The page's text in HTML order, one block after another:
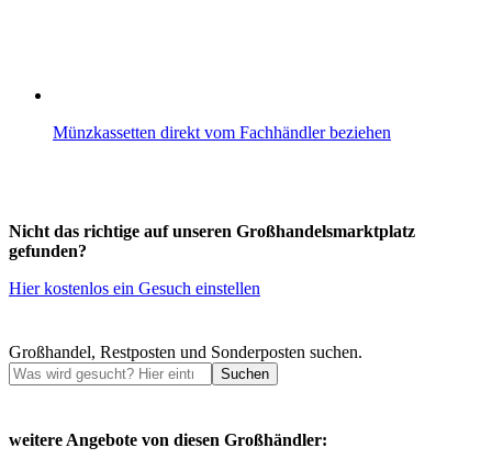
Münzkassetten direkt vom Fachhändler beziehen
Nicht das richtige auf unseren Großhandelsmarktplatz
gefunden?
Hier kostenlos ein Gesuch einstellen
Großhandel, Restposten und Sonderposten suchen.
Suchen
weitere Angebote von diesen Großhändler: